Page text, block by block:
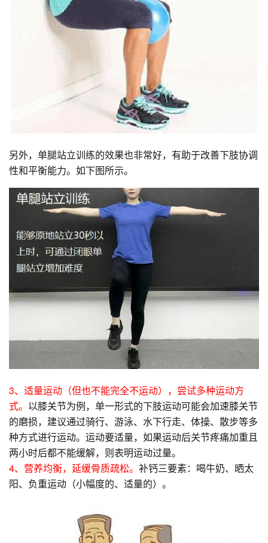
另外，单腿站立训练的效果也非常好，有助于改善下肢协调
性和平衡能力。如下图所示。
3、适量运动（但也不能完全不运动），尝试多种运动方
式。 以膝关节为例，单一形式的下肢运动可能会加速膝关节
的磨损，建议通过骑行、游泳、水下行走、体操、散步等多
种方式进行运动。运动要适量，如果运动后关节疼痛加重且
两小时后都不能缓解，则表明运动过量。
4、营养均衡，延缓骨质疏松。 补钙三要素：喝牛奶、晒太
阳、负重运动（小幅度的、适量的）。